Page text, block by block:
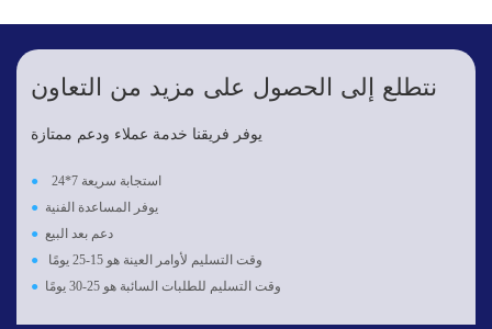
نتطلع إلى الحصول على مزيد من التعاون
يوفر فريقنا خدمة عملاء ودعم ممتازة
●
24*7 استجابة سريعة
● يوفر المساعدة الفنية
●دعم بعد البيع
●
وقت التسليم لأوامر العينة هو 15-25 يومًا
●
وقت التسليم للطلبات السائبة هو 25-30 يومًا